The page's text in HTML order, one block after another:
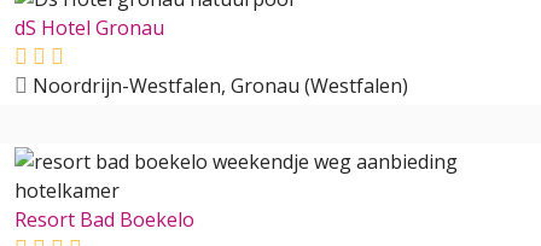
dS Hotel Gronau
Noordrijn-Westfalen, Gronau (Westfalen)
Resort Bad Boekelo